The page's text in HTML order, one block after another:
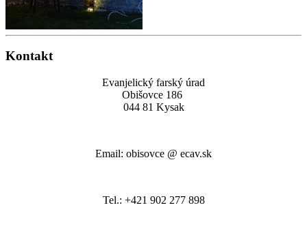
Kontakt
Evanjelický farský úrad
Obišovce 186
044 81 Kysak
Email: obisovce @ ecav.sk
Tel.: +421 902 277 898